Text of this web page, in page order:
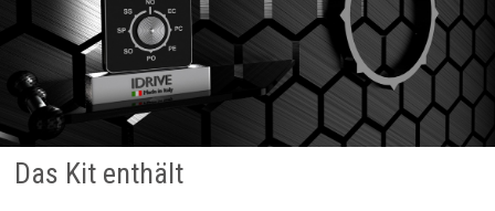
Das Kit enthält